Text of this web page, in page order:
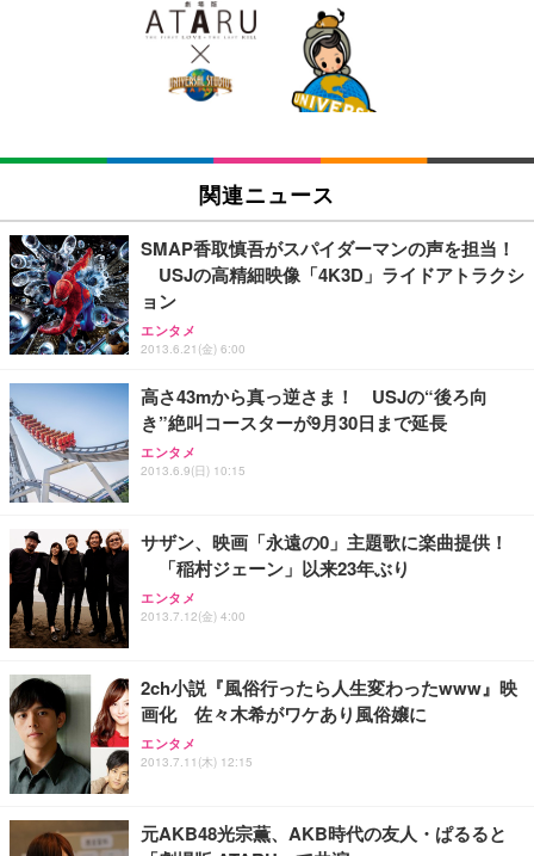
[EdoErgo] オフィスチェア 椅子 テレワーク 疲れな
い 跳ね上げ式アームレスト コンパクト 約105度ロッ
キング pc 事務椅子 360度回転 座面昇降 強化ナイロ
ン樹脂ベース 通気性メッシュ 在宅ワーク H-WY01
(黒網+黒枠+黒足)
￥5,699
SIHOO B100 オフィスチェア／デスクチェア メッシ
ュチェア 人間工学 疲れない ブラック
￥27,999
Sezlife オフィスチェア デスクチェア 疲れない テレ
ワーク チェア 強化バックレスト 30度ロッキング機
能 人間工学 椅子 腰サポート 90度跳ね上げ式アーム
レスト 3Dヘッドレスト ハンガー付き 高反発クッシ
務用 おしゃれ パソコンチェア (ブラック)
Sezlife オフィスチェア デスクチェア 疲れない テレ
ワーク チェア 強化バックレスト 30度ロッキング機
能 人間工学 椅子 腰サポート 90度跳ね上げ式アーム
務用 おしゃれ パソコンチェア (ホワイト)
ANDWINT オフィスチェア デスクチェア 肘なし メ
ッシュ 通気性 ランバーサポート付き 腰サポート ガ
ス圧無段階昇降 360度回転 キャスター付き コンパク
EIZO ビジネス向けプレミアムモニター | FlexScan
EV3240X-WT | 31.5型4K UHD・USB Type-C・ホワ
￥105,595
EIZO ビジネス向けプレミアムモニター | FlexScan
￥109,572
【純正品】27"ゲーミングモニター DualSense 充電
フック付き（CFI-ZDM1J）
￥49,979
【整備済み品】Dell E2724HS 27インチ 液晶モニタ
ー フルHD（1920×1080）VA 非光沢 HDMI/DisplayP
ort/VGA スピーカー内蔵 高さ調整 スイベル VESA対
【MiniLED/24.5inch/280Hz/FHD】GRAPHT THE S
HOOTER Gaming Monitor 24” Essential ゲーミン
グモニター QD 24.5インチ 1ms FHD 量子ドット 残
Amazonベーシック ペットシーツ 薄型 レギュラー 1
回使い捨て 無香料 ホワイト 300枚
￥3,373
Amazonベーシック ペットシーツ 厚型 ワイド 42枚
x2袋(84枚) ホワイト(吸収面:ライトブルー)
￥3,234
ネオ・ルーライフ ネオ・オムツ L 中型犬用 26枚入
り 単品
￥1,800
Smart Basic(スマートベーシック) 【Amazon.co.jp
限定】 Smart Basic アイリスオーヤマ ペットシーツ
超厚型 お徳用 ワイド 100枚入 (x 1) (ケース販売)
アイリスオーヤマ ペットシーツ 超厚型 お徳用 レギ
ュラー 200枚入【Amazon.co.jp限定】
関連ニュース
SMAP香取慎吾がスパイダーマンの声を担当！
USJの高精細映像「4K3D」ライドアトラクシ
ョン
エンタメ
2013.6.21(金) 6:00
高さ43mから真っ逆さま！ USJの“後ろ向
き”絶叫コースターが9月30日まで延長
エンタメ
2013.6.9(日) 10:15
サザン、映画「永遠の0」主題歌に楽曲提供！
「稲村ジェーン」以来23年ぶり
エンタメ
2013.7.12(金) 4:00
2ch小説『風俗行ったら人生変わったwww』映
画化 佐々木希がワケあり風俗嬢に
エンタメ
2013.7.11(木) 12:15
元AKB48光宗薫、AKB時代の友人・ぱるると